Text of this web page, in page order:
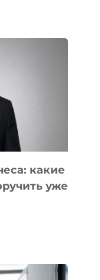
какие
уже